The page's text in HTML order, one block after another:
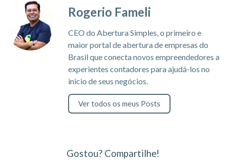
Rogerio Fameli
CEO do Abertura Simples, o primeiro e
maior portal de abertura de empresas do
Brasil que conecta novos empreendedores a
experientes contadores para ajudá-los no
inicio de seus negócios.
Ver todos os meus Posts
Gostou? Compartilhe!